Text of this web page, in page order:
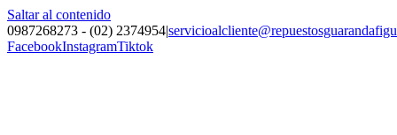
Saltar al contenido
0987268273 - (02) 2374954|
FacebookInstagramTiktok